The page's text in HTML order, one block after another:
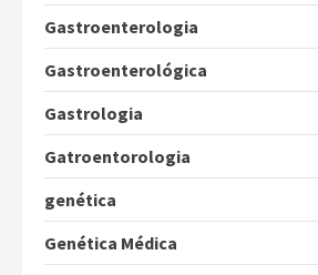
Gastroenterologia
Gastroenterológica
Gastrologia
Gatroentorologia
genética
Genética Médica